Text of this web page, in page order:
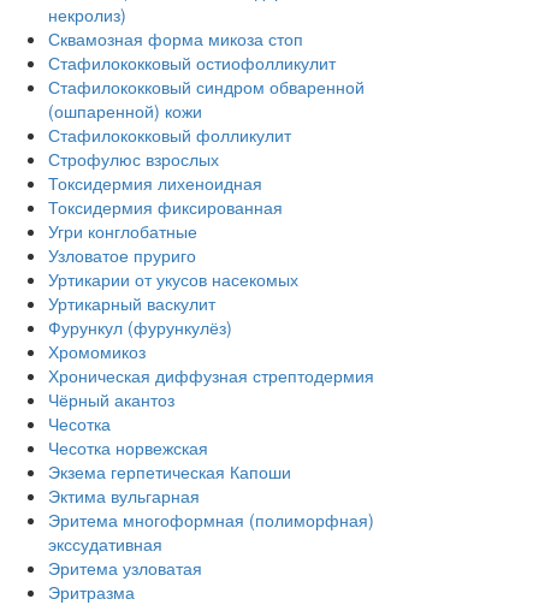
некролиз)
Сквамозная форма микоза стоп
Стафилококковый остиофолликулит
Стафилококковый синдром обваренной
(ошпаренной) кожи
Стафилококковый фолликулит
Строфулюс взрослых
Токсидермия лихеноидная
Токсидермия фиксированная
Угри конглобатные
Узловатое пруриго
Уртикарии от укусов насекомых
Уртикарный васкулит
Фурункул (фурункулёз)
Хромомикоз
Хроническая диффузная стрептодермия
Чёрный акантоз
Чесотка
Чесотка норвежская
Экзема герпетическая Капоши
Эктима вульгарная
Эритема многоформная (полиморфная)
экссудативная
Эритема узловатая
Эритразма